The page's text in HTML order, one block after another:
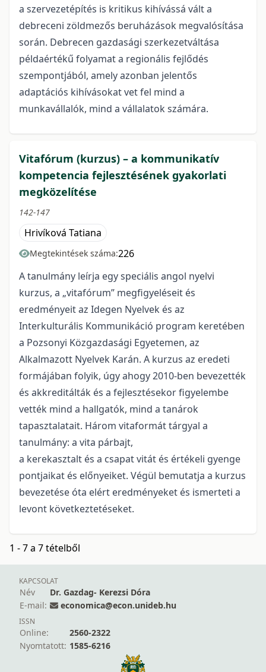
a szervezetépítés is kritikus kihívássá vált a
debreceni zöldmezős beruházások megvalósítása
során. Debrecen gazdasági szerkezetváltása
példaértékű folyamat a regionális fejlődés
szempontjából, amely azonban jelentős
adaptációs kihívásokat vet fel mind a
munkavállalók, mind a vállalatok számára.
Vitafórum (kurzus) – a kommunikatív
kompetencia fejlesztésének gyakorlati
megközelítése
142-147
Hrivíková Tatiana
Megtekintések száma:226
A tanulmány leírja egy speciális angol nyelvi
kurzus, a „vitafórum” megfigyeléseit és
eredményeit az Idegen Nyelvek és az
Interkulturális Kommunikáció program keretében
a Pozsonyi Közgazdasági Egyetemen, az
Alkalmazott Nyelvek Karán. A kurzus az eredeti
formájában folyik, úgy ahogy 2010-ben bevezették
és akkreditálták és a fejlesztésekor figyelembe
vették mind a hallgatók, mind a tanárok
tapasztalatait. Három vitaformát tárgyal a
tanulmány: a vita párbajt,
a kerekasztalt és a csapat vitát és értékeli gyenge
pontjaikat és előnyeiket. Végül bemutatja a kurzus
bevezetése óta elért eredményeket és ismerteti a
levont következtetéseket.
1 - 7 a 7 tételből
KAPCSOLAT
Név
Dr. Gazdag- Kerezsi Dóra
E-mail:
economica@econ.unideb.hu
ISSN
Online:
2560-2322
Nyomtatott: 1585-6216